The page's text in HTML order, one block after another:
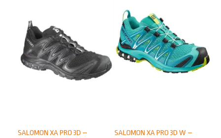
SALOMON XA PRO 3D W –
SALOMON XA PRO 3D –